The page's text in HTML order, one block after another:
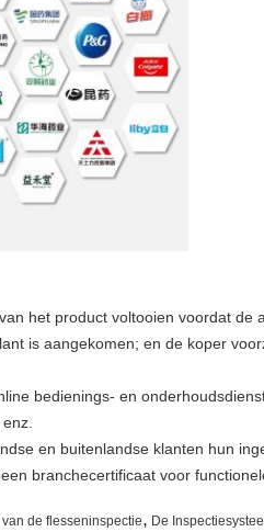
het product voltooien voordat de
is aangekomen; en de koper
bedienings- en
en buitenlandse klanten hun
branchecertificaat voor
de flesseninspectie, De